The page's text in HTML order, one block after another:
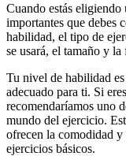
Cuando estás
importantes que debes
habilidad, el tipo de
se usará, el tamaño y
Tu nivel de habilidad
adecuado para ti. Si
recomendaríamos uno
mundo del ejercicio.
ofrecen la comodidad y
ejercicios básicos.